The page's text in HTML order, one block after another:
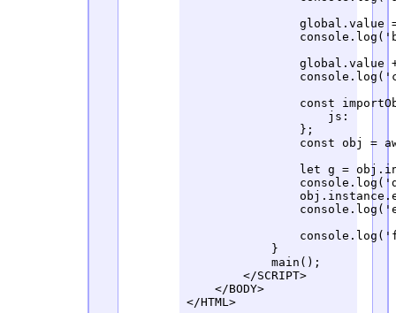
global.value
global.value
const
js:
                };
const obj =
let g =
            }
            main();
        </SCRIPT>
    </BODY>
</HTML>